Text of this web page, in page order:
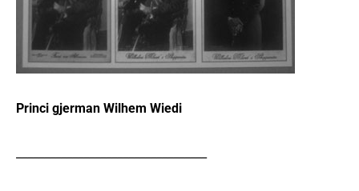
Princi gjerman Wilhem Wiedi